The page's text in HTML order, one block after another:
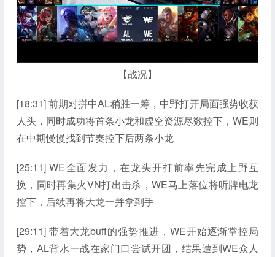
【战况】
[18:31] 前期对拼中AL稍胜一筹，中野打开局面强势收获
人头，同时成功将首条小龙和虚空资源尽数控下，WE则
在中期慢慢找到节奏控下后两条小龙
[25:11] WE全面发力，在龙头开打前率先完成上野互
换，同时再集火VN打出击杀，WE马上落位将听牌电龙
控下，后续再将大龙一并拿到手
[29:11] 带着大龙buff的强势推进，WE开始逐渐掌控局
势，AL背水一战在家门口尝试开团，结果遭到WE众人